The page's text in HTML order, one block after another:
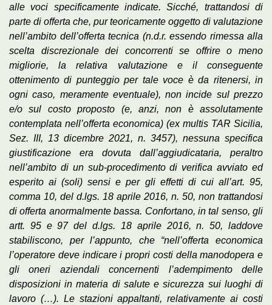
alle voci specificamente indicate. Sicché, trattandosi di
parte di offerta che, pur teoricamente oggetto di valutazione
nell’ambito dell’offerta tecnica (n.d.r. essendo rimessa alla
scelta discrezionale dei concorrenti se offrire o meno
migliorie, la relativa valutazione e il conseguente
ottenimento di punteggio per tale voce è da ritenersi, in
ogni caso, meramente eventuale), non incide sul prezzo
e/o sul costo proposto (e, anzi, non è assolutamente
contemplata nell’offerta economica) (ex multis TAR Sicilia,
Sez. III, 13 dicembre 2021, n. 3457), nessuna specifica
giustificazione era dovuta dall’aggiudicataria, peraltro
nell’ambito di un sub-procedimento di verifica avviato ed
esperito ai (soli) sensi e per gli effetti di cui all’art. 95,
comma 10, del d.lgs. 18 aprile 2016, n. 50, non trattandosi
di offerta anormalmente bassa. Confortano, in tal senso, gli
artt. 95 e 97 del d.lgs. 18 aprile 2016, n. 50, laddove
stabiliscono, per l’appunto, che “nell’offerta economica
l’operatore deve indicare i propri costi della manodopera e
gli oneri aziendali concernenti l’adempimento delle
disposizioni in materia di salute e sicurezza sui luoghi di
lavoro (…). Le stazioni appaltanti, relativamente ai costi